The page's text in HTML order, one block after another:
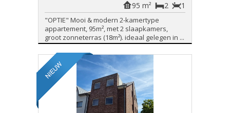
1
2
95 m²
"OPTIE" Mooi & modern 2-kamertype
appartement, 95m², met 2 slaapkamers,
groot zonneterras (18m²). ideaal gelegen in ...